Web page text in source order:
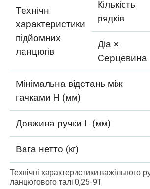
Технічні
характеристики
підйомних
ланцюгів
Кількість
рядків
Діа ×
Серцевина
Мінімальна відстань між
гачками H (мм)
Довжина ручки L (мм)
Вага нетто (кг)
Технічні характеристики важільного
ланцюгового талі 0,25-9T